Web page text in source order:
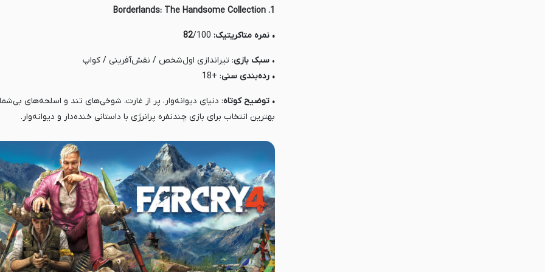
1. Borderlands: The Handsome Collection
• نمره متاکریتیک: 82/100
• سبک بازی: تیراندازی اول‌شخص / نقش‌آفرینی / کواپ
• رده‌بندی سنی: +18
• توضیح کوتاه: دنیای دیوانه‌وار، پر از غارت، شوخی‌های تند و اسلحه‌های
بهترین انتخاب برای بازی چندنفره پرانرژی با داستانی خنده‌دار و دیوانه‌وار.